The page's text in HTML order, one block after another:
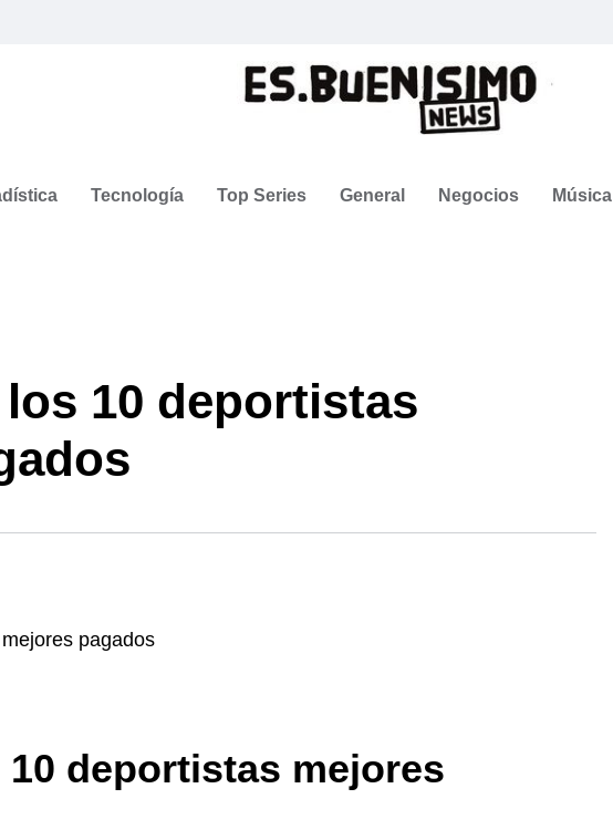
Tecnología Top Series General Negocios Música
10 deportistas
deportistas mejores